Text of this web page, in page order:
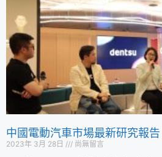
中國電動汽車市場最新研究報告
2023年 3月 28日 尚無留言